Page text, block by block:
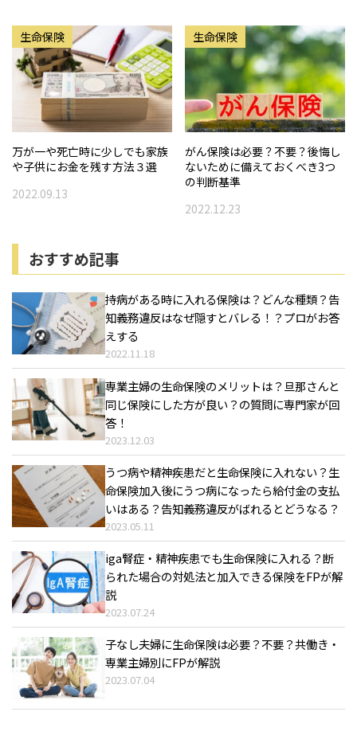
生命保険
万が一や死亡時に少しでも家族
や子供にお金を残す方法３選
2022.09.13
生命保険
がん保険は必要？不要？後悔し
ないために備えておくべき3つ
の判断基準
2022.12.23
おすすめ記事
持病がある時に入れる保険は？どんな種類？告
知義務違反はなぜ隠すとバレる！？プロがお答
えする
2022.11.18
専業主婦の生命保険のメリットは？旦那さんと
同じ保険にした方が良い？の質問に専門家が回
答！
2023.12.03
うつ病や精神疾患だと生命保険に入れない？生
命保険加入後にうつ病になったら給付金の支払
いはある？告知義務違反がばれるとどうなる？
2023.05.11
iga腎症・精神疾患でも生命保険に入れる？断
られた場合の対処法と加入できる保険をFPが解
説
2023.07.24
子なし夫婦に生命保険は必要？不要？共働き・
専業主婦別にFPが解説
2023.07.04